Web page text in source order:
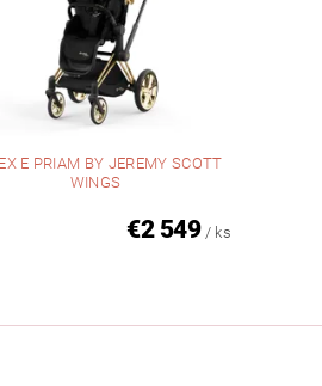
E PRIAM BY JEREMY SCOTT
WINGS
€2 549 / ks